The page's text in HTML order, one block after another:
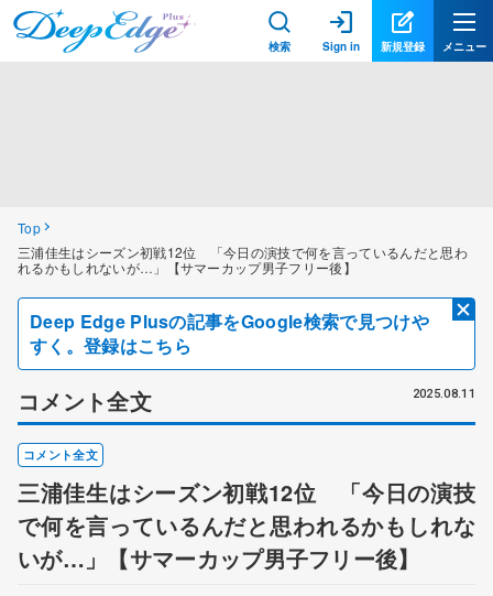
検索 Sign in 新規登録 メニュー
Top
三浦佳生はシーズン初戦12位 「今日の演技で何を言っているんだと思わ
れるかもしれないが…」【サマーカップ男子フリー後】
Deep Edge Plusの記事をGoogle検索で見つけや
すく。登録はこちら
コメント全文 2025.08.11
コメント全文
三浦佳生はシーズン初戦12位 「今日の演技
で何を言っているんだと思われるかもしれな
いが…」【サマーカップ男子フリー後】